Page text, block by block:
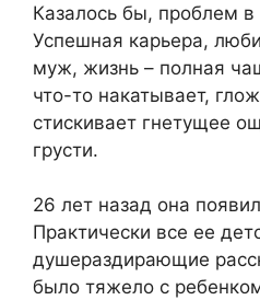
Казалось бы, проблем в
Успешная карьера,
муж, жизнь – полная
что-то накатывает,
стискивает гнетущее
грусти.
26 лет назад она
Практически все ее
душераздирающие
было тяжело с